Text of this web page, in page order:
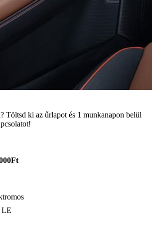
Töltsd ki az űrlapot és 1 munkanapon belül
LE